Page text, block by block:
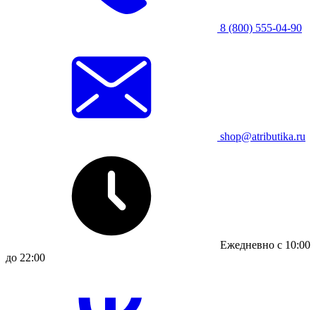
8 (800) 555-04-90
shop@atributika.ru
Ежедневно с 10:00
до 22:00